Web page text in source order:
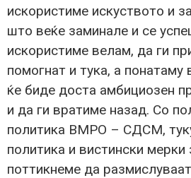
искористиме искуството и
што веќе заминале и се
искористиме велам, да ги
помогнат и тука, а
ќе биде доста амбициозен
и да ги вратиме назад. Со
политика ВМРО – СДСМ,
политика и вистински мерки
поттикнеме да